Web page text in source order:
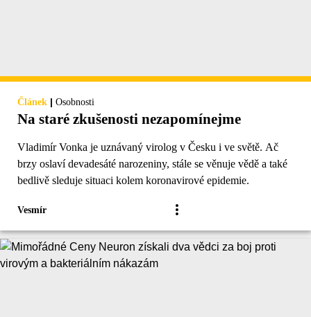
Článek | Osobnosti
Na staré zkušenosti nezapomínejme
Vladimír Vonka je uznávaný virolog v Česku i ve světě. Ač
brzy oslaví devadesáté narozeniny, stále se věnuje vědě a také
bedlivě sleduje situaci kolem koronavirové epidemie.
Vesmír